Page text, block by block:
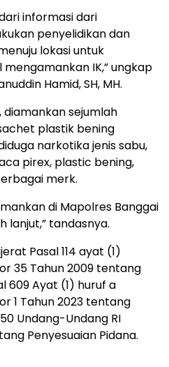
informasi dari
penyelidikan dan
lokasi untuk
IK,” ungkap
Hamid, SH, MH.
diamankan sejumlah
plastik bening
narkotika jenis sabu,
pirex, plastic bening,
merk.
di Mapolres Banggai
lanjut,” tandasnya.
Pasal 114 ayat (1)
35 Tahun 2009 tentang
609 Ayat (1) huruf a
1 Tahun 2023 tentang
Undang-Undang RI
Penyesuaian Pidana.